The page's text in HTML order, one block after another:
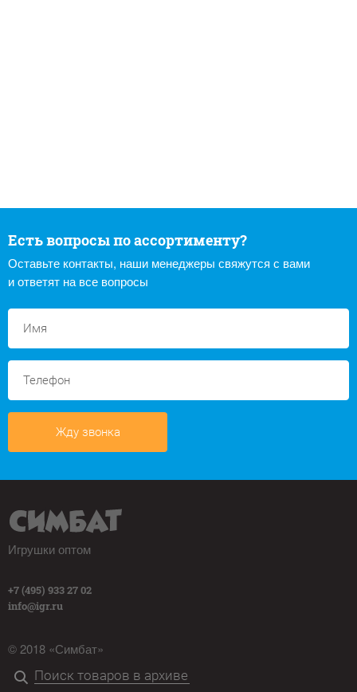
Есть вопросы по ассортименту?
Оставьте контакты, наши менеджеры свяжутся с вами
и ответят на все вопросы
Жду звонка
Игрушки оптом
+7 (495) 933 27 02
info@igr.ru
© 2018 «Симбат»